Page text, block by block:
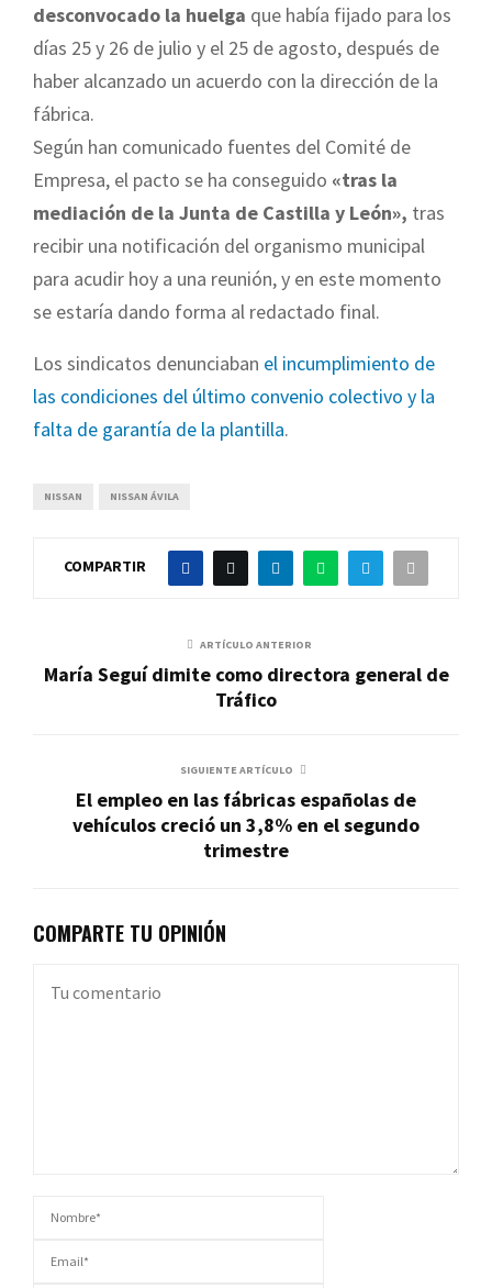
desconvocado la huelga que había fijado para los
días 25 y 26 de julio y el 25 de agosto, después de
haber alcanzado un acuerdo con la dirección de la
fábrica.
Según han comunicado fuentes del Comité de
Empresa, el pacto se ha conseguido «tras la
mediación de la Junta de Castilla y León», tras
recibir una notificación del organismo municipal
para acudir hoy a una reunión, y en este momento
se estaría dando forma al redactado final.
Los sindicatos denunciaban el incumplimiento de
las condiciones del último convenio colectivo y la
falta de garantía de la plantilla.
NISSAN NISSAN ÁVILA
COMPARTIR
ARTÍCULO ANTERIOR
María Seguí dimite como directora general de
Tráfico
SIGUIENTE ARTÍCULO
El empleo en las fábricas españolas de
vehículos creció un 3,8% en el segundo
trimestre
COMPARTE TU OPINIÓN